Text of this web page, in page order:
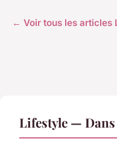
← Voir tous les articles
Lifestyle —